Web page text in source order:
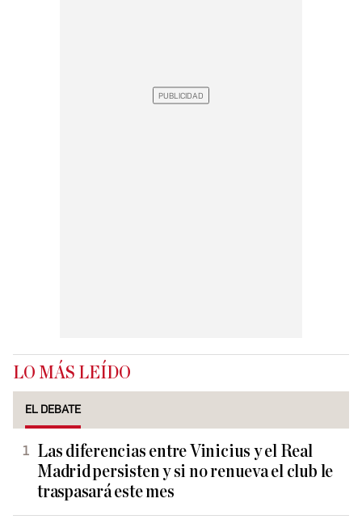
LO MÁS LEÍDO
EL DEBATE
Las diferencias entre Vinicius y el Real
Madrid persisten y si no renueva el club le
traspasará este mes